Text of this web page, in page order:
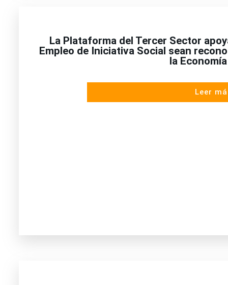
La Plataforma del Tercer Sector
Empleo de Iniciativa Social sean
la
Leer